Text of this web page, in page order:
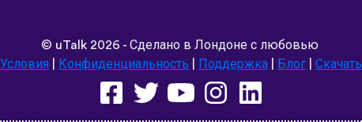
© uTalk2026 - Сделано в Лондоне с любовью
Условия
Конфиденциальность Поддержка Блог Скачать